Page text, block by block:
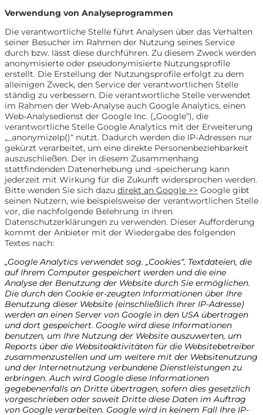
Verwendung von Analyseprogrammen
Die verantwortliche Stelle führt Analysen über das Verhalten
seiner Besucher im Rahmen der Nutzung seines Service
durch bzw. lässt diese durchführen. Zu diesem Zweck werden
anonymisierte oder pseudonymisierte Nutzungsprofile
erstellt. Die Erstellung der Nutzungsprofile erfolgt zu dem
alleinigen Zweck, den Service der verantwortlichen Stelle
ständig zu verbessern. Die verantwortliche Stelle verwendet
im Rahmen der Web-Analyse auch Google Analytics, einen
Web-Analysedienst der Google Inc. („Google“), die
verantwortliche Stelle Google Analytics mit der Erweiterung
„_anonymizeIp()“ nutzt. Dadurch werden die IP-Adressen nur
gekürzt verarbeitet, um eine direkte Personenbeziehbarkeit
auszuschließen. Der in diesem Zusammenhang
stattfindenden Datenerhebung und -speicherung kann
jederzeit mit Wirkung für die Zukunft widersprochen werden.
Bitte wenden Sie sich dazu direkt an Google >> Google gibt
seinen Nutzern, wie beispielsweise der verantwortlichen Stelle
vor, die nachfolgende Belehrung in ihren
Datenschutzerklärungen zu verwenden. Dieser Aufforderung
kommt der Anbieter mit der Wiedergabe des folgenden
Textes nach:
„Google Analytics verwendet sog. „Cookies“, Textdateien, die
auf Ihrem Computer gespeichert werden und die eine
Analyse der Benutzung der Website durch Sie ermöglichen.
Die durch den Cookie er-zeugten Informationen über Ihre
Benutzung dieser Website (einschließlich Ihrer IP-Adresse)
werden an einen Server von Google in den USA übertragen
und dort gespeichert. Google wird diese Informationen
benutzen, um Ihre Nutzung der Website auszuwerten, um
Reports über die Websiteaktivitäten für die Websitebetreiber
zusammenzustellen und um weitere mit der Websitenutzung
und der Internetnutzung verbundene Dienstleistungen zu
erbringen. Auch wird Google diese Informationen
gegebenenfalls an Dritte übertragen, sofern dies gesetzlich
vorgeschrieben oder soweit Dritte diese Daten im Auftrag
von Google verarbeiten. Google wird in keinem Fall Ihre IP-